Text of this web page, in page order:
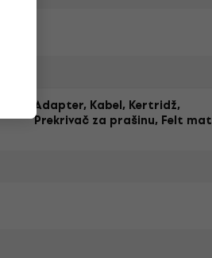
Adapter, Kabel, Kertridž,
Prekrivač za prašinu, Felt mat